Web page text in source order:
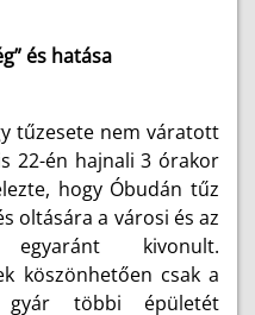
és hatása
tűzesete nem váratott
22-én hajnali 3 órakor
hogy Óbudán tűz
oltására a városi és az
kivonult.
köszönhetően csak a
többi épületét